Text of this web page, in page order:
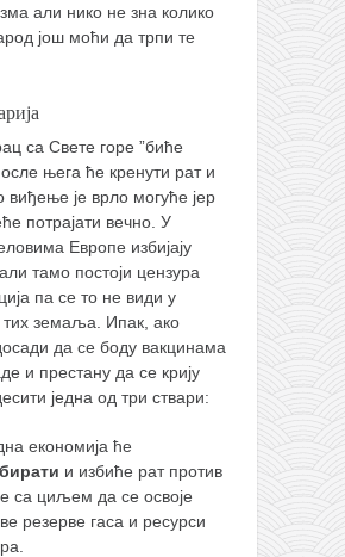
али нико не зна колико
још моћи да трпи те
са Свете горе ”биће
њега ће кренути рат и
виђење је врло могуће јер
потрајати вечно. У
Европе избијају
тамо постоји цензура
па се то не види у
тих земаља. Ипак, ако
да се боду вакцинама
и престану да се крију
једна од три ствари:
економија ће
и избиће рат против
са циљем да се освоје
резерве гаса и ресурси